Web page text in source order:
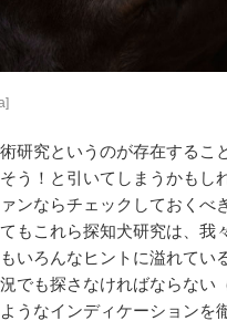
研究というのが存在するこ
う！と引いてしまうかもし
ンならチェックしておくべ
もこれら探知犬研究は、我
いろんなヒントに溢れてい
でも探さなければならない
うなインディケーションを